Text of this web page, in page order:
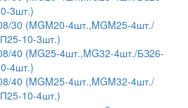
3шт.)
30 (MGM20-4шт.,MGM25-4шт./
10-3шт.)
40 (MG25-4шт.,MG32-4шт./БЗ26-
4шт.)
40 (MGM25-4шт.,MGM32-4шт./
10-4шт.)